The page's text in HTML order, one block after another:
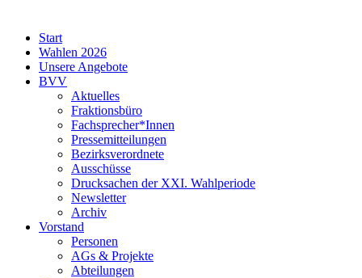
Neukölln
Start
Wahlen 2026
Unsere Angebote
BVV
Aktuelles
Fraktionsbüro
Fachsprecher*Innen
Pressemitteilungen
Bezirksverordnete
Ausschüsse
Drucksachen der XXI. Wahlperiode
Newsletter
Archiv
Vorstand
Personen
AGs & Projekte
Abteilungen